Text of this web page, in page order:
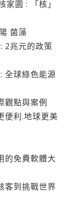
家園 : 「核」
菌藻
2兆元的政策
全球綠色能源
觀點與案例
便利.地球更美
的免費軟體大
客到挑戰世界